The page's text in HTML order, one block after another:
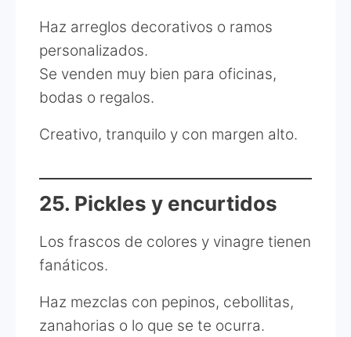
Haz arreglos decorativos o ramos
personalizados.
Se venden muy bien para oficinas,
bodas o regalos.
Creativo, tranquilo y con margen alto.
25. Pickles y encurtidos
Los frascos de colores y vinagre tienen
fanáticos.
Haz mezclas con pepinos, cebollitas,
zanahorias o lo que se te ocurra.